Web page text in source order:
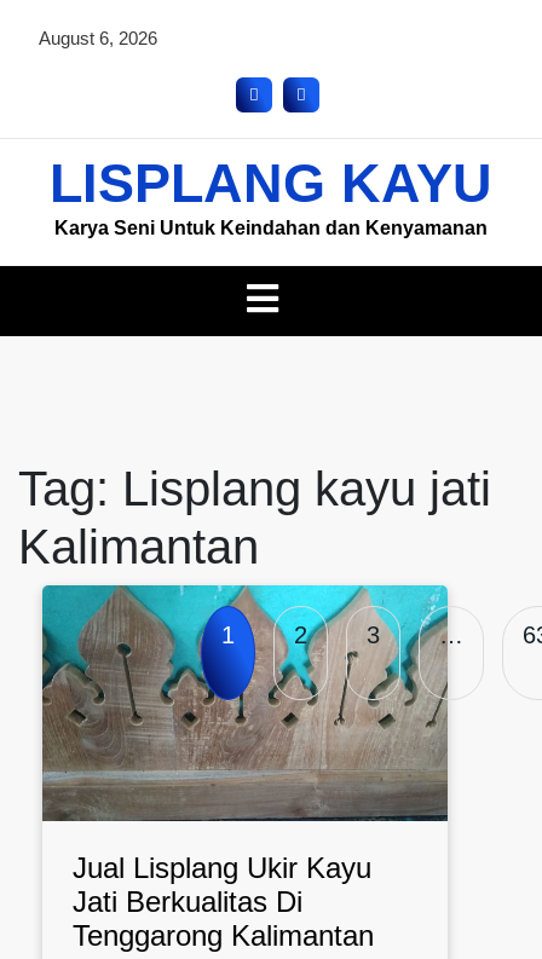
August 6, 2026
LISPLANG KAYU
Karya Seni Untuk Keindahan dan Kenyamanan
Tag: Lisplang kayu jati
Kalimantan
Jual Lisplang Ukir Kayu
Jati Berkualitas Di
Tenggarong Kalimantan
1 2 3 …